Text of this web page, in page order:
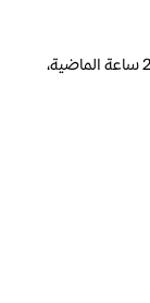
السعر الحالي لـ Enjin Coin هو POLS 0.4810 لكل ENJ. مع عرض متداول يبلغ 1.990B ENJ، فإن هذا يعني أن قيمة Enjin Coin السوقية تبلغ 18.90M. انخفض حجم تداول Enjin Coin بمقدار BHD 675.3k خلال الـ 24 ساعة الماضية،